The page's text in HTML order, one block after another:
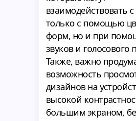
взаимодействовать
только с помощью
форм, но и при
звуков и голосового
Также, важно
возможность
дизайнов на
высокой
большим экраном,